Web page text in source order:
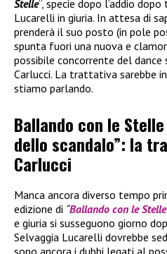
Stelle“, specie dopo l’addio
Lucarelli in giuria. In attesa di
prenderà il suo posto (in pole
spunta fuori una nuova e
possibile concorrente del
Carlucci. La trattativa sarebbe
stiamo parlando.
Ballando con le
dello scandalo”: la
Carlucci
Manca ancora diverso tempo
edizione di “Ballando con le Stelle
e giuria si susseguono giorno
Selvaggia Lucarelli dovrebbe
sono ancora i dubbi legati al